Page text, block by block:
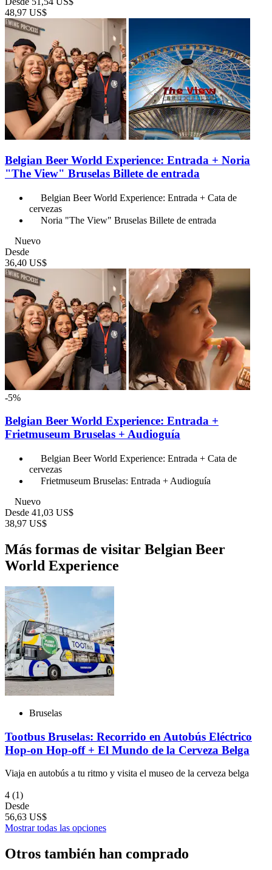
48,97 US$
Belgian Beer World Experience: Entrada + Noria
"The View" Bruselas Billete de entrada
Belgian Beer World Experience: Entrada + Cata de
cervezas
Noria "The View" Bruselas Billete de entrada
Nuevo
Desde
36,40 US$
-5%
Belgian Beer World Experience: Entrada +
Frietmuseum Bruselas + Audioguía
Belgian Beer World Experience: Entrada + Cata de
cervezas
Frietmuseum Bruselas: Entrada + Audioguía
Nuevo
Desde 41,03 US$
38,97 US$
Más formas de visitar Belgian Beer
World Experience
Bruselas
Tootbus Bruselas: Recorrido en Autobús Eléctrico
Hop-on Hop-off + El Mundo de la Cerveza Belga
Viaja en autobús a tu ritmo y visita el museo de la cerveza belga
4 (1)
Desde
56,63 US$
Mostrar todas las opciones
Otros también han comprado